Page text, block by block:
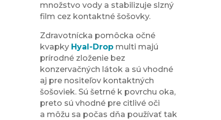
množstvo vody a stabilizuje slzný
film cez kontaktné šošovky.
Zdravotnícka pomôcka očné
kvapky Hyal-Dropmulti majú
prírodné zloženie bez
konzervačných látok a sú vhodné
aj pre nositeľov kontaktných
šošoviek. Sú šetrné k povrchu oka,
preto sú vhodné pre citlivé oči
a môžu sa počas dňa používať tak